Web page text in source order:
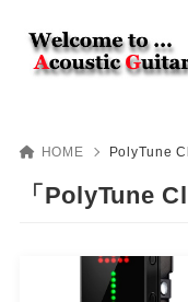
HOME PolyTune
「PolyTune